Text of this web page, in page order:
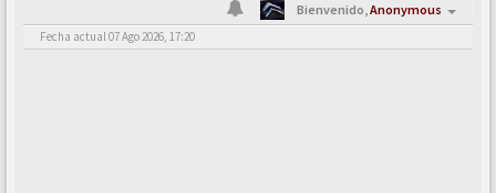
Bienvenido,Anonymous
Fecha actual 07 Ago 2026, 17:20